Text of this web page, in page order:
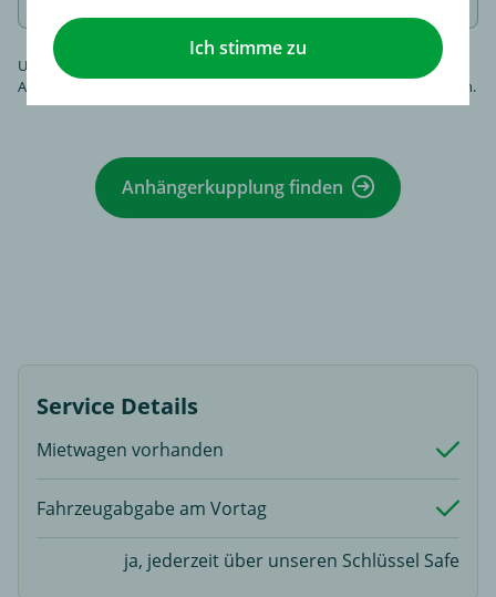
Unser individueller Kaufberater hilft Ihnen dabei eine passende
Anhängerkupplung schnell und einfach für Ihre Bedürfnisse zu finden.
Anhängerkupplung finden
Service Details
Mietwagen vorhanden
Fahrzeugabgabe am Vortag
ja, jederzeit über unseren Schlüssel Safe
Ich stimme zu